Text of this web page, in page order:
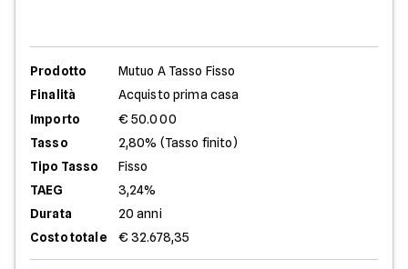
Prodotto
Mutuo A Tasso Fisso
Finalità
Acquisto prima casa
Importo
€ 50.000
Tasso
2,80% (Tasso finito)
Tipo Tasso
Fisso
TAEG
3,24%
Durata
20 anni
Costo totale
€ 32.678,35